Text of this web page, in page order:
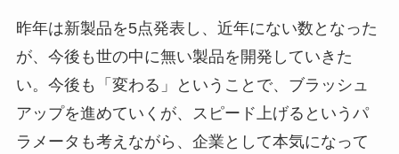
昨年は新製品を5点発表し、近年にない数となった
が、今後も世の中に無い製品を開発していきた
い。今後も「変わる」ということで、ブラッシュ
アップを進めていくが、スピード上げるというパ
ラメータも考えながら、企業として本気になって